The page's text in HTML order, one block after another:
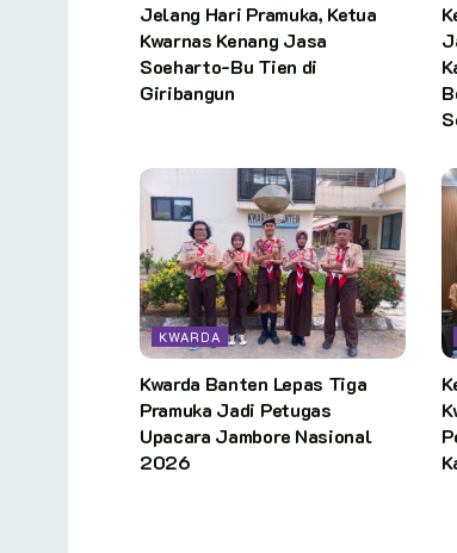
Jelang Hari Pramuka, Ketua
Kwarnas Kenang Jasa
Soeharto-Bu Tien di
Giribangun
KWARDA
Kwarda Banten Lepas Tiga
Pramuka Jadi Petugas
Upacara Jambore Nasional
2026